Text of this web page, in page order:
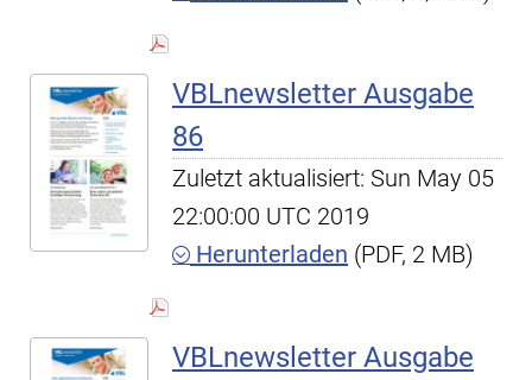
VBLnewsletter Ausgabe
86
Zuletzt aktualisiert: Sun May 05
22:00:00 UTC 2019
Herunterladen (PDF, 2 MB)
VBLnewsletter Ausgabe